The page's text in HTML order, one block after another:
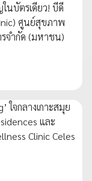
นบัตรเดียว! บีดี
ศูนย์สุขภาพ
รจำกัด (มหาชน)